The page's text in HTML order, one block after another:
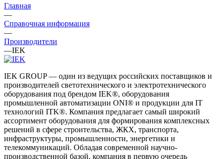
Главная
—
Справочная информация
—
Производители
—IEK
IEK GROUP — один из ведущих российских поставщиков и
производителей светотехнического и электротехнического
оборудования под брендом IEK®, оборудования
промышленной автоматизации ONI® и продукции для IT
технологий ITK®. Компания предлагает самый широкий
ассортимент оборудования для формирования комплексных
решений в сфере строительства, ЖКХ, транспорта,
инфраструктуры, промышленности, энергетики и
телекоммуникаций. Обладая современной научно-
производственной базой, компания в первую очередь